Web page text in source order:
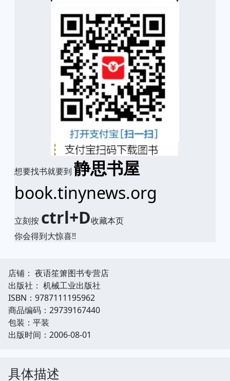
想要找书就要到 静思书屋
book.tinynews.org
立刻按 ctrl+D收藏本页
你会得到大惊喜!!
店铺： 夜语笙箫图书专营店
出版社： 机械工业出版社
ISBN：9787111195962
商品编码：29739167440
包装：平装
出版时间：2006-08-01
具体描述